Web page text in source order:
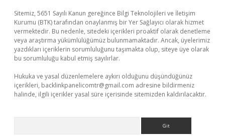
Sitemiz, 5651 Sayılı Kanun gereğince Bilgi Teknolojileri ve İletişim
Kurumu (BTK) tarafından onaylanmış bir Yer Sağlayıcı olarak hizmet
vermektedir. Bu nedenle, sitedeki içerikleri proaktif olarak denetleme
veya araştırma yükümlülüğümüz bulunmamaktadır. Ancak, üyelerimiz
yazdıkları içeriklerin sorumluluğunu taşımakta olup, siteye üye olarak
bu sorumluluğu kabul etmiş sayılırlar.
Hukuka ve yasal düzenlemelere aykırı olduğunu düşündüğünüz
içerikleri, backlinkpanelicomtr@gmail.com adresine bildirmeniz
halinde, ilgili içerikler yasal süre içerisinde sitemizden kaldırılacaktır.